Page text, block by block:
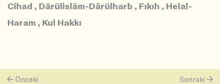
Cihad , Dârülislâm-Dârülharb , Fıkıh , Helal-
Haram , Kul Hakkı
Önceki Sonraki